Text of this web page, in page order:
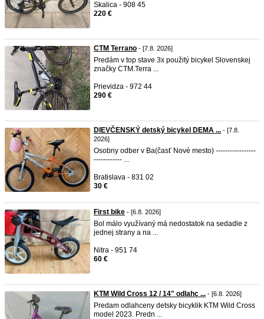
Skalica - 908 45
220 €
CTM Terrano - [7.8. 2026]
Predám v top stave 3x použitý bicykel Slovenskej
značky CTM.Terra ...
Prievidza - 972 44
290 €
DIEVČENSKÝ detský bicykel DEMA ... - [7.8.
2026]
Osobny odber v Ba(časť Nové mesto) -----------------
------------ ...
Bratislava - 831 02
30 €
First bike - [6.8. 2026]
Bol málo využívaný má nedostatok na sedadle z
jednej strany a na ...
Nitra - 951 74
60 €
KTM Wild Cross 12 / 14" odlahc ... - [6.8. 2026]
Predam odlahceny detsky bicyklik KTM Wild Cross
model 2023. Predn ...